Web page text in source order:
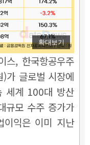
확대보기
스, 한국항공우주
가 글로벌 시장에
세계 100대 방산
규모 수주 증가가
이익은 이미 지난